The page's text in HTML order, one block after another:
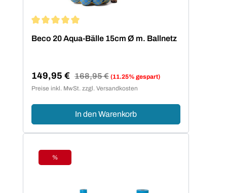
Beco 20 Aqua-Bälle 15cm Ø m. Ballnetz
Verkaufspreis:
149,95 € Regulärer Preis:
168,95 € (11.25% gespart)
Preise inkl. MwSt. zzgl. Versandkosten
In den Warenkorb
Rabatt
%